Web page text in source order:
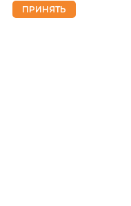
ПРИНЯТЬ
Корзина Мой аккаунт